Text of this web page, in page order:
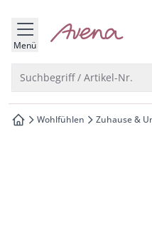
springen
springen
springen
springen
Menü zur Startseite
Suchbegriff / Artikel-Nr.
zur Startseite
Wohlfühlen Zuhause &